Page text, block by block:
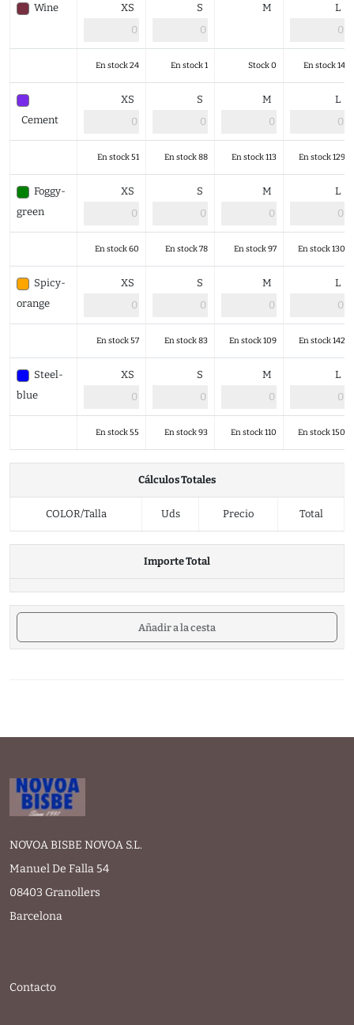
Wine XS S M L
En stock 24 En stock 1 Stock 0 En stock 14
Cement
XS S M L
En stock 51 En stock 88 En stock 113 En stock 129
Foggy-
green
XS S M L
En stock 60 En stock 78 En stock 97 En stock 130
Spicy-
orange
XS S M L
En stock 57 En stock 83 En stock 109 En stock 142
Steel-
blue
XS S M L
En stock 55 En stock 93 En stock 110 En stock 150
Cálculos Totales
COLOR/Talla Uds Precio Total
Importe Total
Añadir a la cesta
NOVOA BISBE NOVOA S.L.
Manuel De Falla 54
08403 Granollers
Barcelona
Contacto